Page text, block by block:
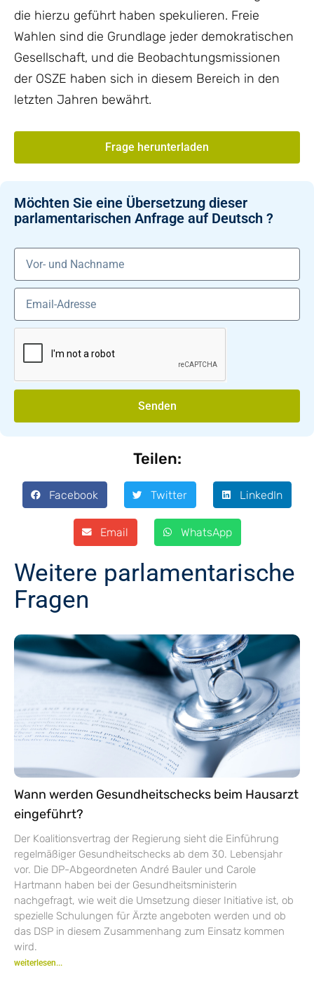
die hierzu geführt haben spekulieren. Freie
Wahlen sind die Grundlage jeder demokratischen
Gesellschaft, und die Beobachtungsmissionen
der OSZE haben sich in diesem Bereich in den
letzten Jahren bewährt.
Frage herunterladen
Möchten Sie eine Übersetzung dieser
parlamentarischen Anfrage auf Deutsch ?
Senden
Teilen:
Facebook Twitter LinkedIn
Email WhatsApp
Weitere parlamentarische
Fragen
Wann werden Gesundheitschecks beim Hausarzt
eingeführt?
Der Koalitionsvertrag der Regierung sieht die Einführung
regelmäßiger Gesundheitschecks ab dem 30. Lebensjahr
vor. Die DP-Abgeordneten André Bauler und Carole
Hartmann haben bei der Gesundheitsministerin
nachgefragt, wie weit die Umsetzung dieser Initiative ist, ob
spezielle Schulungen für Ärzte angeboten werden und ob
das DSP in diesem Zusammenhang zum Einsatz kommen
wird.
weiterlesen...